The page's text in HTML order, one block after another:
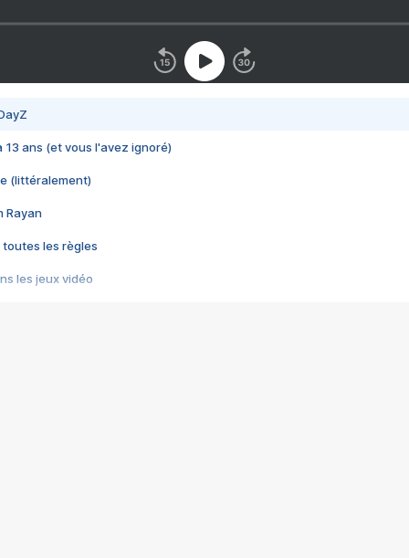
13 ans (et vous l'avez ignoré)
(littéralement)
Rayan
toutes les règles
les jeux vidéo